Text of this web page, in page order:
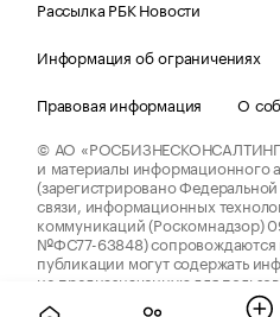
Рассылка РБК Новости
Информация об ограничениях
Правовая информация
О
© АО
и материалы информационного
(зарегистрировано
связи, информационных
коммуникаций (Роскомнадзор)
№ФС77-63848) сопровождаются
публикации могут содержать
не предназначенную для
до 18 лет.